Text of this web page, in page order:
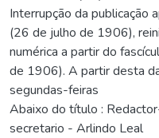
Interrupção da publicação
(26 de julho de 1906),
numérica a partir do
de 1906). A partir desta
segundas-feiras
Abaixo do título :
secretario - Arlindo Leal